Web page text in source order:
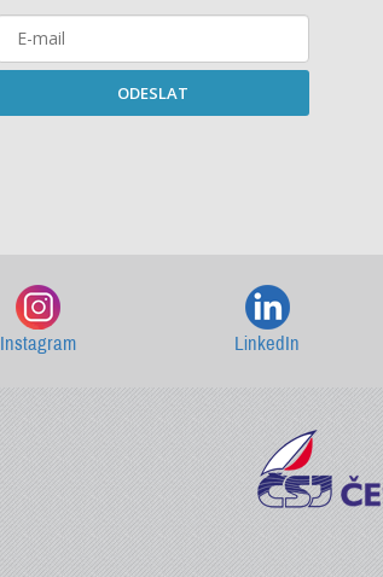
ODESLAT
Instagram LinkedIn